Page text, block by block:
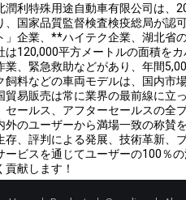
潤利特殊用途自動車有限公司は、
、国家品質監督検査検疫総局が認
」企業、**ハイテク企業、湖北省
は120,000平方メートルの面積を
業、緊急救助などがあり、年間
飼料などの車両モデルは、国内市
貿易販売は常に業界の最前線に立
セールス、アフターセールスの全
外のユーザーから満場一致の称賛
存、評判による発展、技術革新、
ービスを通じてユーザーの100％
貢献します！